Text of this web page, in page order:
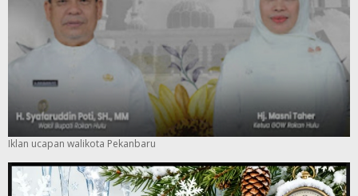
Iklan ucapan walikota Pekanbaru